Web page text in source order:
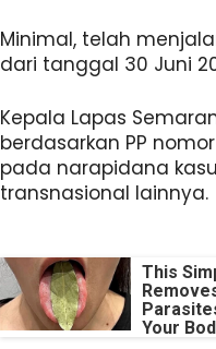
Minimal, telah
dari tanggal 30 Juni
Kepala Lapas
berdasarkan PP
pada narapidana
transnasional lainnya.
This
Your